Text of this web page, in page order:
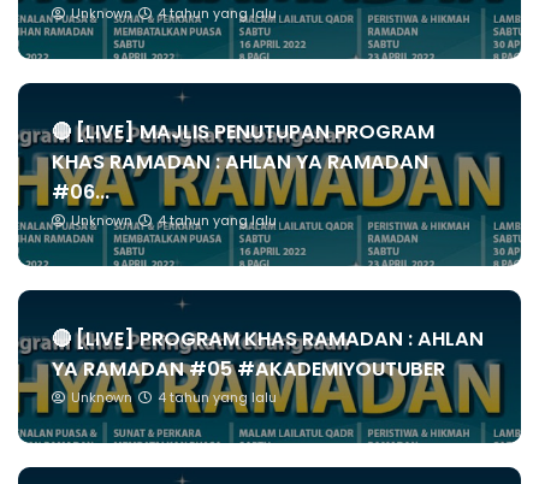
Unknown 4 tahun yang lalu
🔴 [LIVE] MAJLIS PENUTUPAN PROGRAM
KHAS RAMADAN : AHLAN YA RAMADAN
#06...
Unknown 4 tahun yang lalu
🔴 [LIVE] PROGRAM KHAS RAMADAN : AHLAN
YA RAMADAN #05 #AKADEMIYOUTUBER
Unknown 4 tahun yang lalu